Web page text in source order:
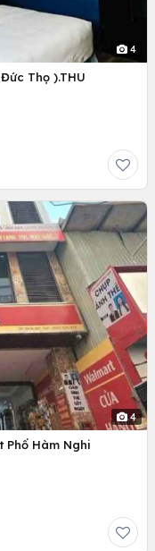
4
Thọ ).THU
4
Phố Hàm Nghi